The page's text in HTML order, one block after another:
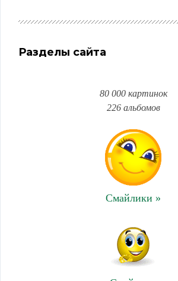
Разделы сайта
80 000 картинок
226 альбомов
Смайлики »